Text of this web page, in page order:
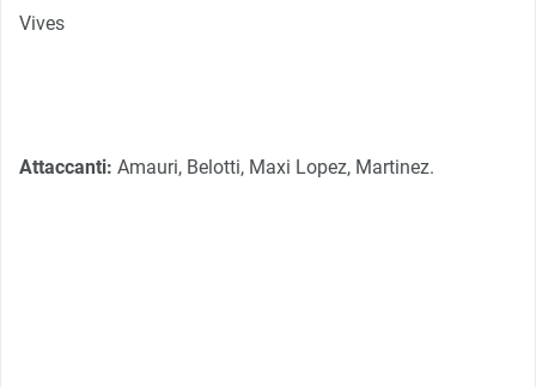
Vives
Attaccanti: Amauri, Belotti, Maxi Lopez, Martinez.